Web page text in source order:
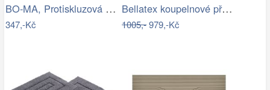
BO-MA, Protiskluzová koupelnová…
347,-Kč
Bellatex koupelnové předložky ULTRA…
1005,-979,-Kč